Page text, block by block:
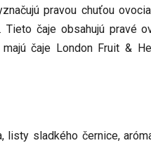
pravou chuťou
Tieto čaje obsahujú pravé
čaje London Fruit &
listy sladkého černice,